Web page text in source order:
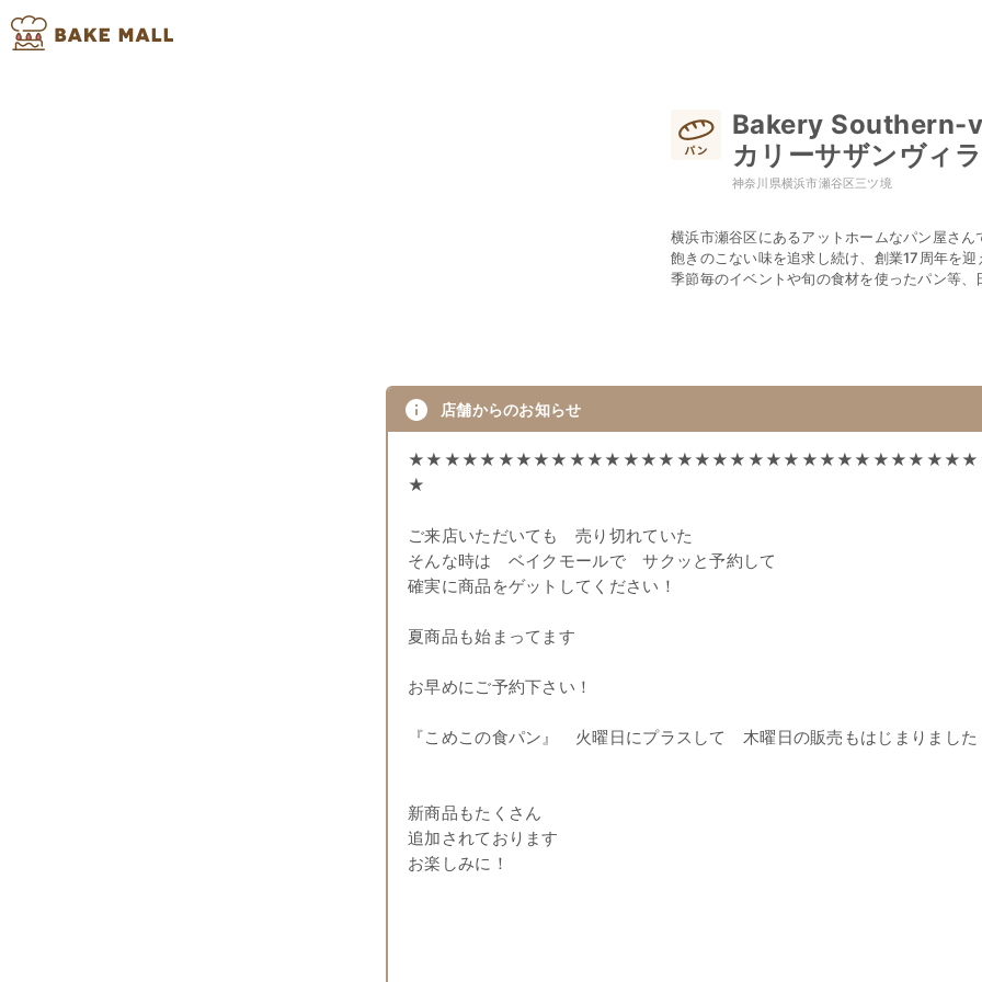
Bakery Southern-
カリーサザンヴィ
神奈川県横浜市瀬谷区三ツ境
横浜市瀬谷区にあるアットホームなパン屋さん
飽きのこない味を追求し続け、創業17周年を迎
季節毎のイベントや旬の食材を使ったパン等
店舗からのお知らせ
★
ご来店いただいても 売り切れていた
そんな時は ベイクモールで サクッと予約して
確実に商品をゲットしてください！
夏商品も始まってます
お早めにご予約下さい！
『こめこの食パン』 火曜日にプラスして 木曜日の販売もはじまりました
新商品もたくさん
追加されております
お楽しみに！